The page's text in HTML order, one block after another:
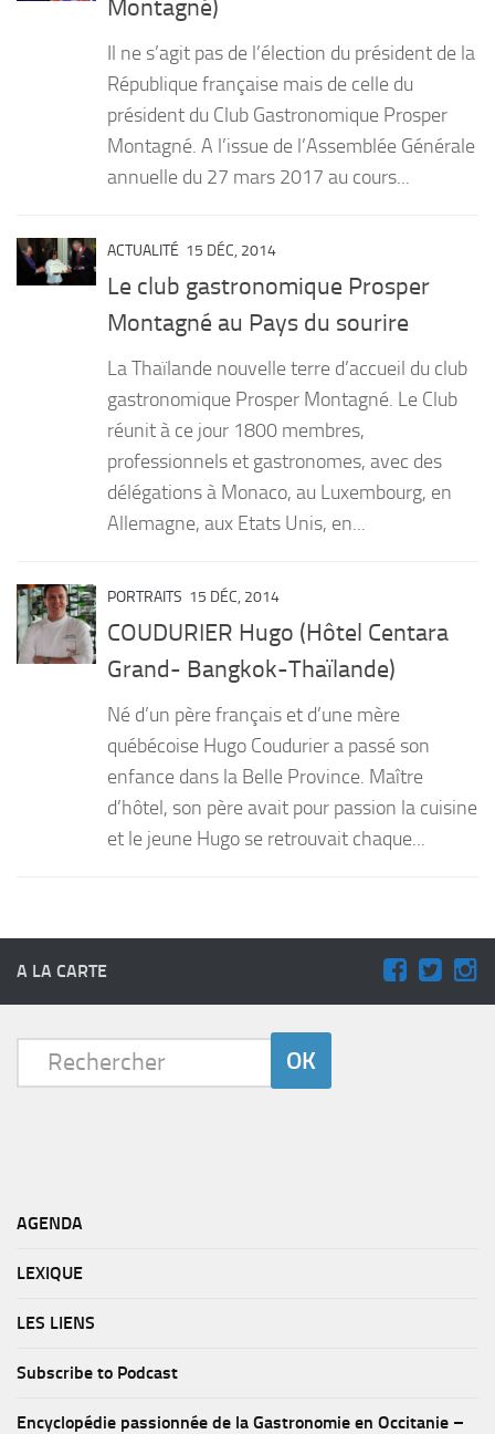
Desserts
Montagné)
Il ne s’agit pas de l’élection du président de la
République française mais de celle du
président du Club Gastronomique Prosper
Montagné. A l’issue de l’Assemblée Générale
annuelle du 27 mars 2017 au cours...
ACTUALITÉ 15 DÉC, 2014
Le club gastronomique Prosper
Montagné au Pays du sourire
La Thaïlande nouvelle terre d’accueil du club
gastronomique Prosper Montagné. Le Club
réunit à ce jour 1800 membres,
professionnels et gastronomes, avec des
délégations à Monaco, au Luxembourg, en
Allemagne, aux Etats Unis, en...
PORTRAITS 15 DÉC, 2014
COUDURIER Hugo (Hôtel Centara
Grand- Bangkok-Thaïlande)
Né d’un père français et d’une mère
québécoise Hugo Coudurier a passé son
enfance dans la Belle Province. Maître
d’hôtel, son père avait pour passion la cuisine
et le jeune Hugo se retrouvait chaque...
A LA CARTE
AGENDA
LEXIQUE
LES LIENS
Subscribe to Podcast
Encyclopédie passionnée de la Gastronomie en Occitanie –